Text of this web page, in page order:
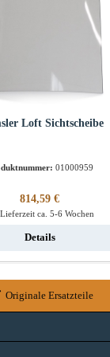
Loft Sichtscheibe
01000959
Regulärer Preis:
814,59 €
Lieferzeit ca. 5-6 Wochen
Details
Originale Ersatzteile